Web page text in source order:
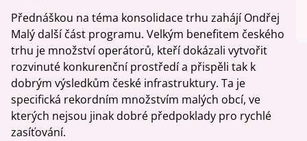
Přednáškou na téma konsolidace trhu zahájí Ondřej
Malý další část programu. Velkým benefitem českého
trhu je množství operátorů, kteří dokázali vytvořit
rozvinuté konkurenční prostředí a přispěli tak k
dobrým výsledkům české infrastruktury. Ta je
specifická rekordním množstvím malých obcí, ve
kterých nejsou jinak dobré předpoklady pro rychlé
zasíťování.